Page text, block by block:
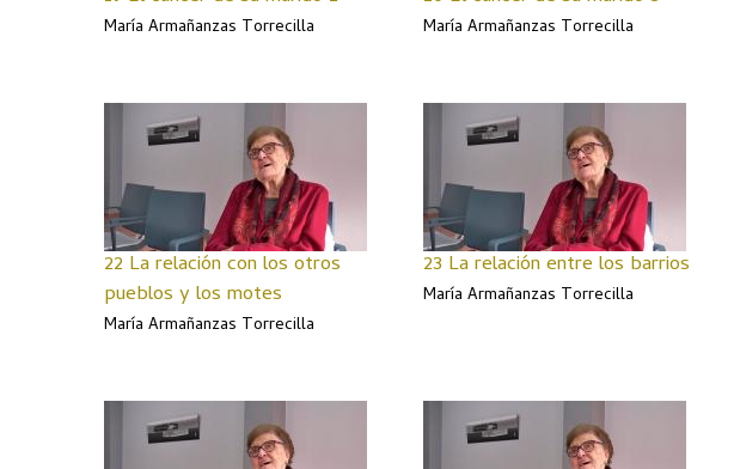
María Armañanzas Torrecilla María Armañanzas Torrecilla
22 La relación con los otros
pueblos y los motes
María Armañanzas Torrecilla
23 La relación entre los barrios
María Armañanzas Torrecilla